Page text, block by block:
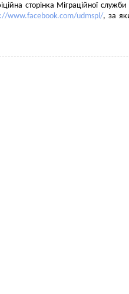
сторінка Міграційної
www.facebook.com/udmspl/, за